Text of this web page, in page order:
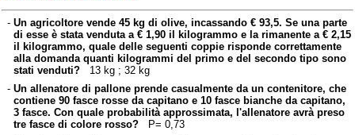
- Un agricoltore vende 45 kg di olive, incassando € 93,5. Se una parte
di esse è stata venduta a € 1,90 il kilogrammo e la rimanente a € 2,15
il kilogrammo, quale delle seguenti coppie risponde correttamente
alla domanda quanti kilogrammi del primo e del secondo tipo sono
stati venduti?13 kg ; 32 kg
- Un allenatore di pallone prende casualmente da un contenitore, che
contiene 90 fasce rosse da capitano e 10 fasce bianche da capitano,
3 fasce. Con quale probabilità approssimata, l'allenatore avrà preso
tre fasce di colore rosso?P= 0,73